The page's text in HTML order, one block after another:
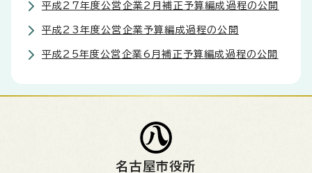
平成27年度公営企業2月補正予算編成過程の公開
平成23年度公営企業予算編成過程の公開
平成25年度公営企業6月補正予算編成過程の公開
名古屋市役所